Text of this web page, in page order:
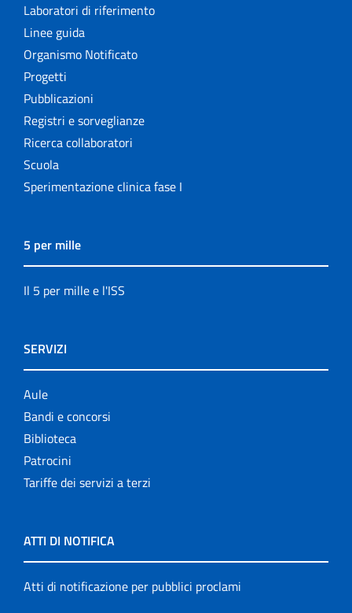
Laboratori di riferimento
Linee guida
Organismo Notificato
Progetti
Pubblicazioni
Registri e sorveglianze
Ricerca collaboratori
Scuola
Sperimentazione clinica fase I
5 per mille
Il 5 per mille e l'ISS
SERVIZI
Aule
Bandi e concorsi
Biblioteca
Patrocini
Tariffe dei servizi a terzi
ATTI DI NOTIFICA
Atti di notificazione per pubblici proclami